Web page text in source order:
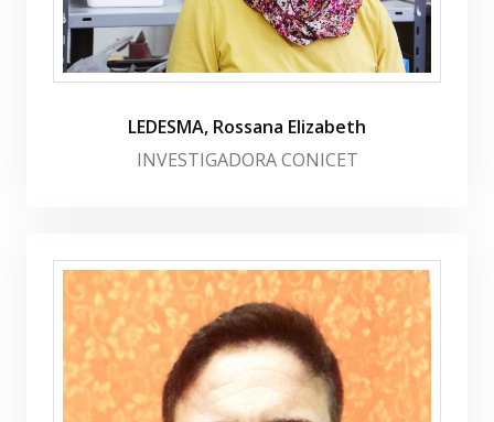
LEDESMA, Rossana Elizabeth
INVESTIGADORA CONICET